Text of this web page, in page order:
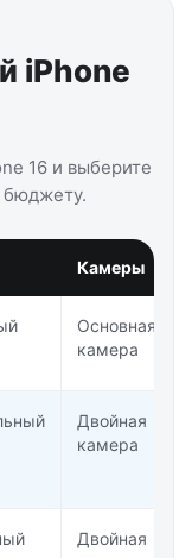
iPhone
16 и выберите
бюджету.
Камеры
Основная
камера
Двойная
камера
Двойная